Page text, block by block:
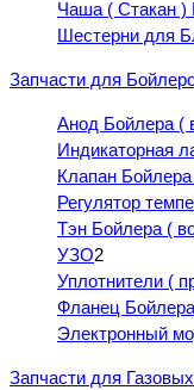
Чаша ( Стакан )
Шестерни для
Запчасти для
Анод Бойлера (
Индикаторная
Клапан
Регулятор
Тэн Бойлера (
УЗО2
Уплотнители (
Фланец
Электронный
Запчасти для